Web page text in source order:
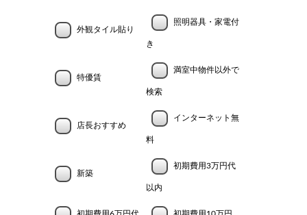
外観タイル貼り
照明器具・家電付
き
特優賃
満室中物件以外で
検索
店長おすすめ
インターネット無
料
新築
初期費用3万円代
以内